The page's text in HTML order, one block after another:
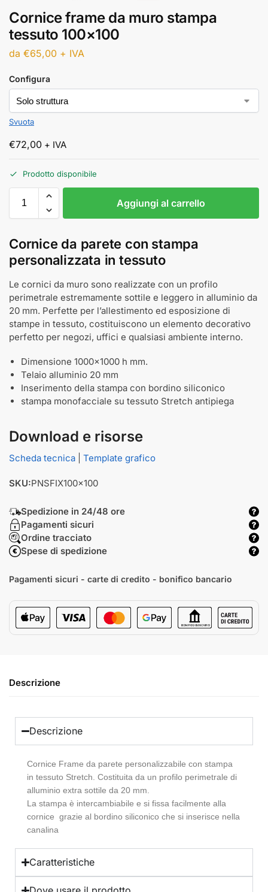
Cornice frame da muro stampa
tessuto 100×100
da €65,00 + IVA
Configura
Svuota
€72,00 + IVA
Prodotto disponibile
Aggiungi al carrello
Cornice da parete con stampa
personalizzata in tessuto
Le cornici da muro sono realizzate con un profilo
perimetrale estremamente sottile e leggero in alluminio da
20 mm. Perfette per l’allestimento ed esposizione di
stampe in tessuto, costituiscono un elemento decorativo
perfetto per negozi, uffici e qualsiasi ambiente interno.
Dimensione 1000x1000 h mm.
Telaio alluminio 20 mm
Inserimento della stampa con bordino siliconico
stampa monofacciale su tessuto Stretch antipiega
Download e risorse
Scheda tecnica Template grafico
SKU:PNSFIX100x100
Spedizione in 24/48 ore
Pagamenti sicuri
Ordine tracciato
Spese di spedizione
Pagamenti sicuri - carte di credito - bonifico bancario
Descrizione
Descrizione
Cornice Frame da parete personalizzabile con stampa
in tessuto Stretch. Costituita da un profilo perimetrale di
alluminio extra sottile da 20 mm.
La stampa è intercambiabile e si fissa facilmente alla
cornice grazie al bordino siliconico che si inserisce nella
canalina
Caratteristiche